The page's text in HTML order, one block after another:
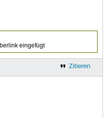
eingefügt
Zitieren